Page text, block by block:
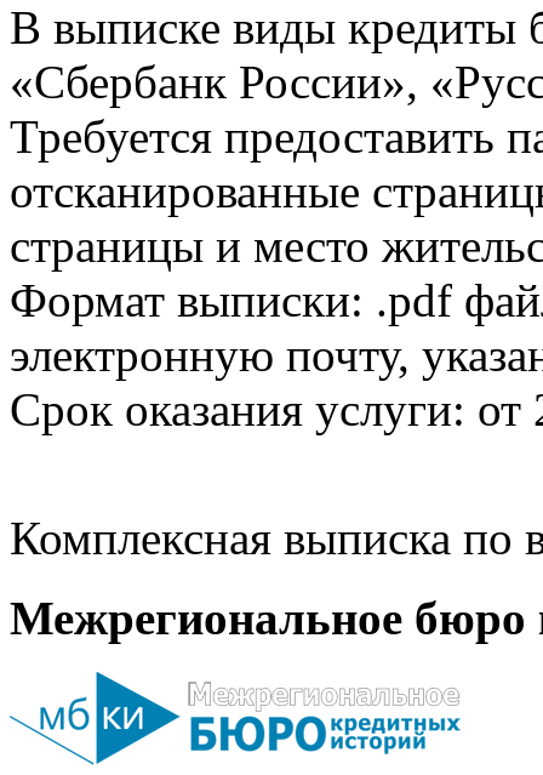
В выписке виды кредиты
«Сбербанк России»,
Требуется предоставить
отсканированные
страницы и место
Формат выписки: .pdf
электронную почту,
Срок оказания услуги: от
Комплексная выписка
Межрегиональное бюро